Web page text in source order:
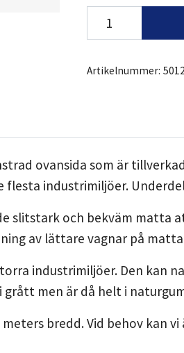
Artikelnummer:
ovansida som är
industrimiljöer.
slitstark och bekväm matta
av lättare vagnar på
industrimiljöer. Den kan
men är då helt i
bredd. Vid behov kan